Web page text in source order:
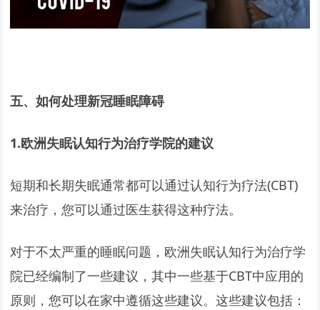
五、如何处理新冠睡眠障碍
1.欧洲失眠认知行为治疗学院的建议
短期和长期失眠通常都可以通过认知行为疗法(CBT)
来治疗，您可以通过医生获得这种疗法。
对于不太严重的睡眠问题，欧洲失眠认知行为治疗学
院已经编制了一些建议，其中一些基于CBT中应用的
原则，您可以在家中遵循这些建议。这些建议包括：